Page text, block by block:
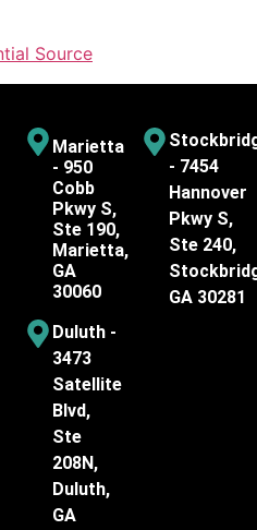
Source
Marietta
- 950
Cobb
Pkwy S,
Ste 190,
Marietta,
GA
30060
Duluth -
3473
Satellite
Blvd,
Ste
208N,
Duluth,
GA
- 7454
Hannover
Pkwy S,
Ste 240,
GA 30281